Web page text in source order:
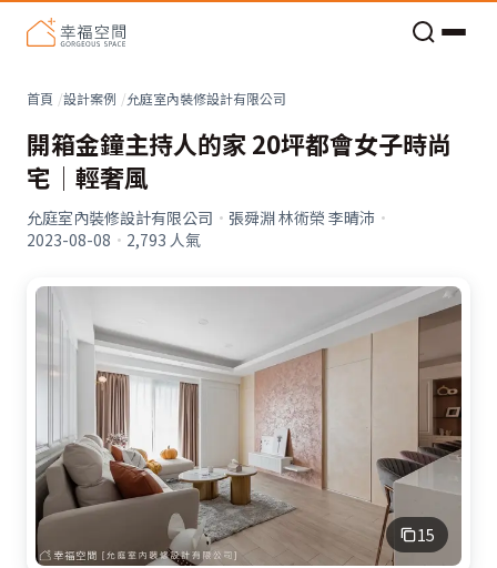
首頁 設計案例 允庭室內裝修設計有限公司
開箱金鐘主持人的家 20坪都會女子時尚
宅│輕奢風
允庭室內裝修設計有限公司 · 張舜淵 林術榮 李晴沛 ·
2023-08-08 · 2,793 人氣
15